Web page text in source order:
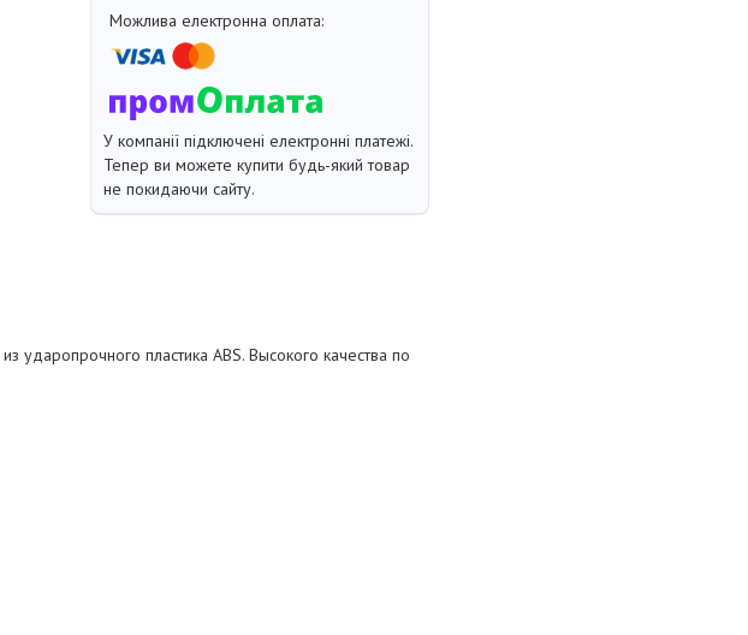
У компанії підключені електронні платежі.
Тепер ви можете купити будь-який товар
не покидаючи сайту.
ударопрочного пластика ABS. Высокого качества по